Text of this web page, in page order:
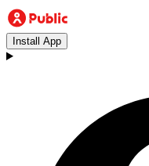
Install App